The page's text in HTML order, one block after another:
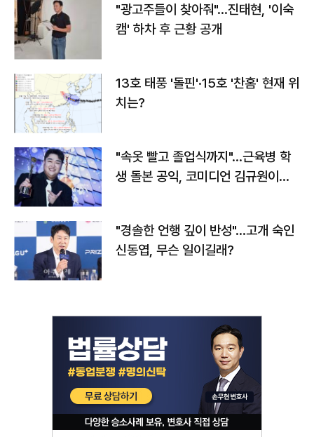
"광고주들이 찾아줘"…진태현, '이숙
캠' 하차 후 근황 공개
13호 태풍 '돌핀'·15호 '찬홈' 현재 위
치는?
"속옷 빨고 졸업식까지"…근육병 학
생 돌본 공익, 코미디언 김규원이었
"경솔한 언행 깊이 반성"…고개 숙인
신동엽, 무슨 일이길래?